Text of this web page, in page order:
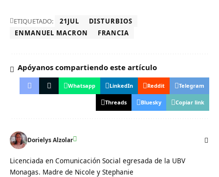
ETIQUETADO: 21JUL
DISTURBIOS
ENMANUEL MACRON
FRANCIA
Apóyanos compartiendo este artículo
Whatsapp LinkedIn Reddit Telegram
Threads Bluesky Copiar link
Dorielys Alzolar
Licenciada en Comunicación Social egresada de la UBV
Monagas. Madre de Nicole y Stephanie